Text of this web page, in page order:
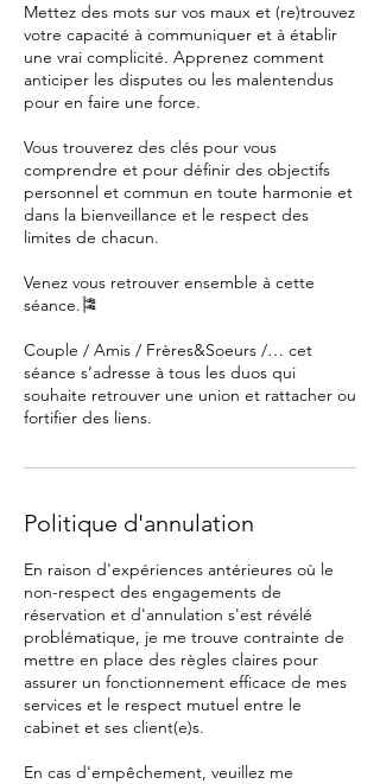
Mettez des mots sur vos maux et (re)trouvez
votre capacité à communiquer et à établir
une vrai complicité. Apprenez comment
anticiper les disputes ou les malentendus
pour en faire une force.
Vous trouverez des clés pour vous
comprendre et pour définir des objectifs
personnel et commun en toute harmonie et
dans la bienveillance et le respect des
limites de chacun.
Venez vous retrouver ensemble à cette
séance.🎏
Couple / Amis / Frères&Soeurs /… cet
séance s’adresse à tous les duos qui
souhaite retrouver une union et rattacher ou
fortifier des liens.
Politique d'annulation
En raison d'expériences antérieures où le
non-respect des engagements de
réservation et d'annulation s'est révélé
problématique, je me trouve contrainte de
mettre en place des règles claires pour
assurer un fonctionnement efficace de mes
services et le respect mutuel entre le
cabinet et ses client(e)s.
En cas d'empêchement, veuillez me